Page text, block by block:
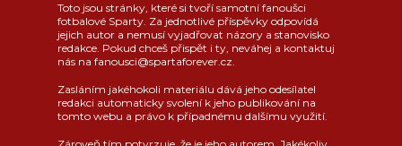
Toto jsou stránky, které si tvoří samotní fanoušci
fotbalové Sparty. Za jednotlivé příspěvky odpovídá
jejich autor a nemusí vyjadřovat názory a stanovisko
redakce. Pokud chceš přispět i ty, neváhej a kontaktuj
nás na fanousci@spartaforever.cz.
Zasláním jakéhokoli materiálu dává jeho odesílatel
redakci automaticky svolení k jeho publikování na
tomto webu a právo k případnému dalšímu využití.